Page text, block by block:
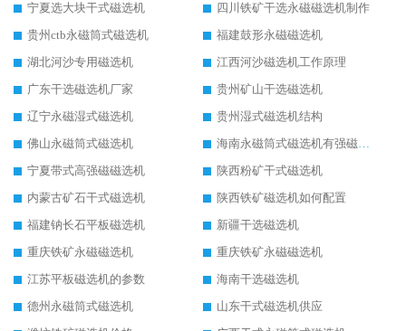
宁夏选大块干式磁选机
四川铁矿干选永磁磁选机制作
贵州ctb永磁筒式磁选机
福建鼓形永磁磁选机
湖北河沙专用磁选机
江西河沙磁选机工作原理
广东干选磁选机厂家
贵州矿山干选磁选机
辽宁永磁湿式磁选机
贵州湿式磁选机结构
佛山永磁筒式磁选机
海南永磁筒式磁选机有强磁的吗
宁夏带式高强磁磁选机
陕西粉矿干式磁选机
内蒙古矿石干式磁选机
陕西铁矿磁选机如何配置
福建钠长石平板磁选机
新疆干选磁选机
重庆铁矿永磁磁选机
重庆铁矿永磁磁选机
江苏平板磁选机的参数
海南干选磁选机
德州永磁筒式磁选机
山东干式磁选机供应